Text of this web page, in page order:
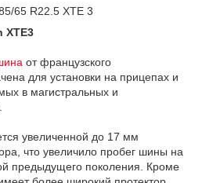
65 R22.5 XTE 3
XTE3
от французского
для установки на прицепах и
в магистральных и
увеличенной до 17 мм
что увеличило пробег шины на
предыдущего поколения. Кроме